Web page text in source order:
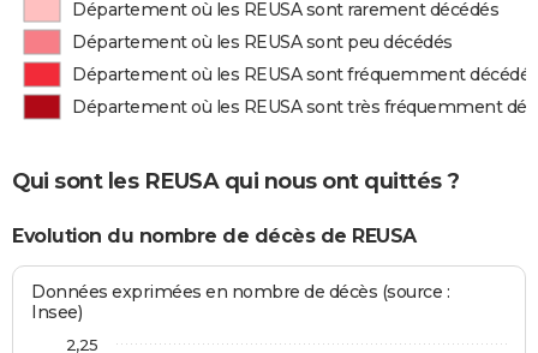
Département où les REUSA sont rarement décédés
Département où les REUSA sont peu décédés
Département où les REUSA sont fréquemment décédés
Département où les REUSA sont très fréquemment
Qui sont les REUSA qui nous ont quittés ?
Evolution du nombre de décès de REUSA
Données exprimées en nombre de décès (source :
Insee)
2,25